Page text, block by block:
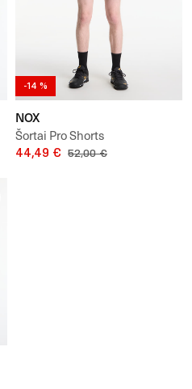
-14 %
NOX
Šortai Pro Shorts
44,49 € 52,00 €